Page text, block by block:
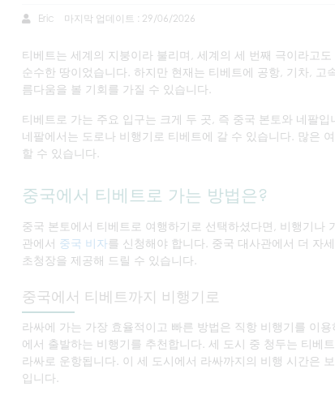
Eric 마지막 업데이트 : 29/06/2026
티베트는 세계의 지붕이라 불리며, 세계의 세 번째 극이라고
순수한 땅이었습니다. 하지만 현재는 티베트에 공항, 기차,
름다움을 볼 기회를 가질 수 있습니다.
티베트로 가는 주요 입구는 크게 두 곳, 즉 중국 본토와 네팔
네팔에서는 도로나 비행기로 티베트에 갈 수 있습니다. 많은
할 수 있습니다.
중국에서 티베트로 가는 방법은?
중국 본토에서 티베트로 여행하기로 선택하셨다면, 비행기
관에서 중국 비자를 신청해야 합니다. 중국 대사관에서 더 자
초청장을 제공해 드릴 수 있습니다.
중국에서 티베트까지 비행기로
라싸에 가는 가장 효율적이고 빠른 방법은 직항 비행기를 이
에서 출발하는 비행기를 추천합니다. 세 도시 중 청두는 티베
라싸로 운항됩니다. 이 세 도시에서 라싸까지의 비행 시간은
입니다.